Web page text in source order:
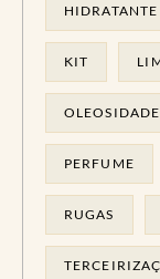
HIDRATANTE
KIT
OLEOSIDADE
PERFUME
RUGAS